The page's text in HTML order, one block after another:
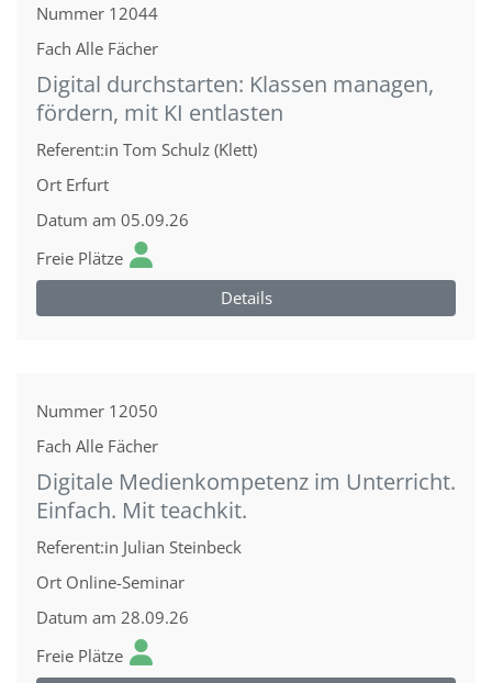
Nummer 12044
Fach Alle Fächer
Digital durchstarten: Klassen managen,
fördern, mit KI entlasten
Referent:in Tom Schulz (Klett)
Ort Erfurt
Datum am 05.09.26
Freie Plätze
Details
Nummer 12050
Fach Alle Fächer
Digitale Medienkompetenz im Unterricht.
Einfach. Mit teachkit.
Referent:in Julian Steinbeck
Ort Online-Seminar
Datum am 28.09.26
Freie Plätze